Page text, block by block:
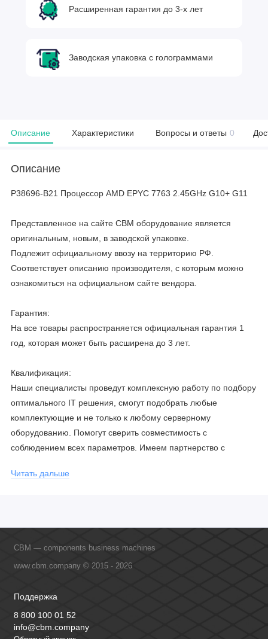
Расширенная гарантия до 3-х лет
Заводская упаковка с голограммами
Описание Характеристики Вопросы и ответы 0
Описание
P38696-B21 Процессор AMD EPYC 7763 2.45GHz G10+ G11
Представленное на сайте CBM оборудование является
оригинальным, новым, в заводской упаковке.
Подлежит официальному ввозу на территорию РФ.
Соответствует описанию производителя, с которым можно
ознакомиться на официальном сайте вендора.
Гарантия:
На все товары распространяется официальная гарантия 1
год, которая может быть расширена до 3 лет.
Квалификация:
Наши специалисты проведут комплексную работу по подбору
оптимального IT решения, смогут подобрать любые
комплектующие и не только к любому серверному
оборудованию. Помогут сверить совместимость с
соблюдением всех параметров. Имеем партнерство с
обучение сотрудников, что позволяет исключить ошибки даже
Читать дальше
CBM — components business machines
www.cbm.company © 2015 - 2026
Поддержка
8 800 100 01 52
info@cbm.company